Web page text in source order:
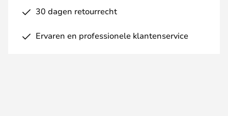
30 dagen retourrecht
Ervaren en professionele klantenservice